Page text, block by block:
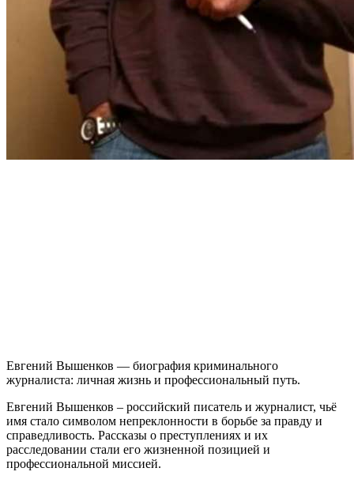
Евгений Вышенков — биография криминального
журналиста: личная жизнь и профессиональный путь.
Евгений Вышенков – российский писатель и журналист, чьё
имя стало символом непреклонности в борьбе за правду и
справедливость. Рассказы о преступлениях и их
расследовании стали его жизненной позицией и
профессиональной миссией.